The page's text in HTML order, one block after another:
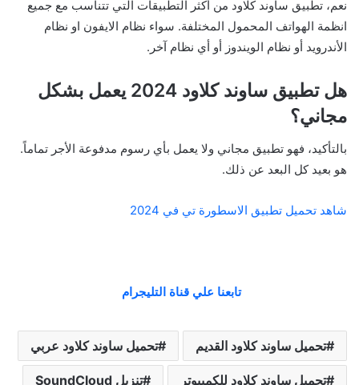
نعم، تطبيق ساوند كلاود من أكثر التطبيقات التي تتناسب مع جميع
انظمة الهواتف المحمول المختلفة. سواء نظام الايفون او نظام
الأندرويد أو نظام الويندوز أو أي نظام آخر.
هل تطبيق ساوند كلاود 2024 يعمل بشكل
مجاني؟
بالتأكيد، فهو تطبيق مجاني ولا يعمل بأي رسوم مدفوعة الأجر تماماً.
هو بعيد كل البعد عن ذلك.
شاهد تحميل تطبيق الاسطورة تي في 2024
تابعنا علي قناة التليجرام
تحميل ساوند كلاود القديم تحميل ساوند كلاود عربي
تحميل ساوند كلاود للكمبيوتر تنزيل SoundCloud